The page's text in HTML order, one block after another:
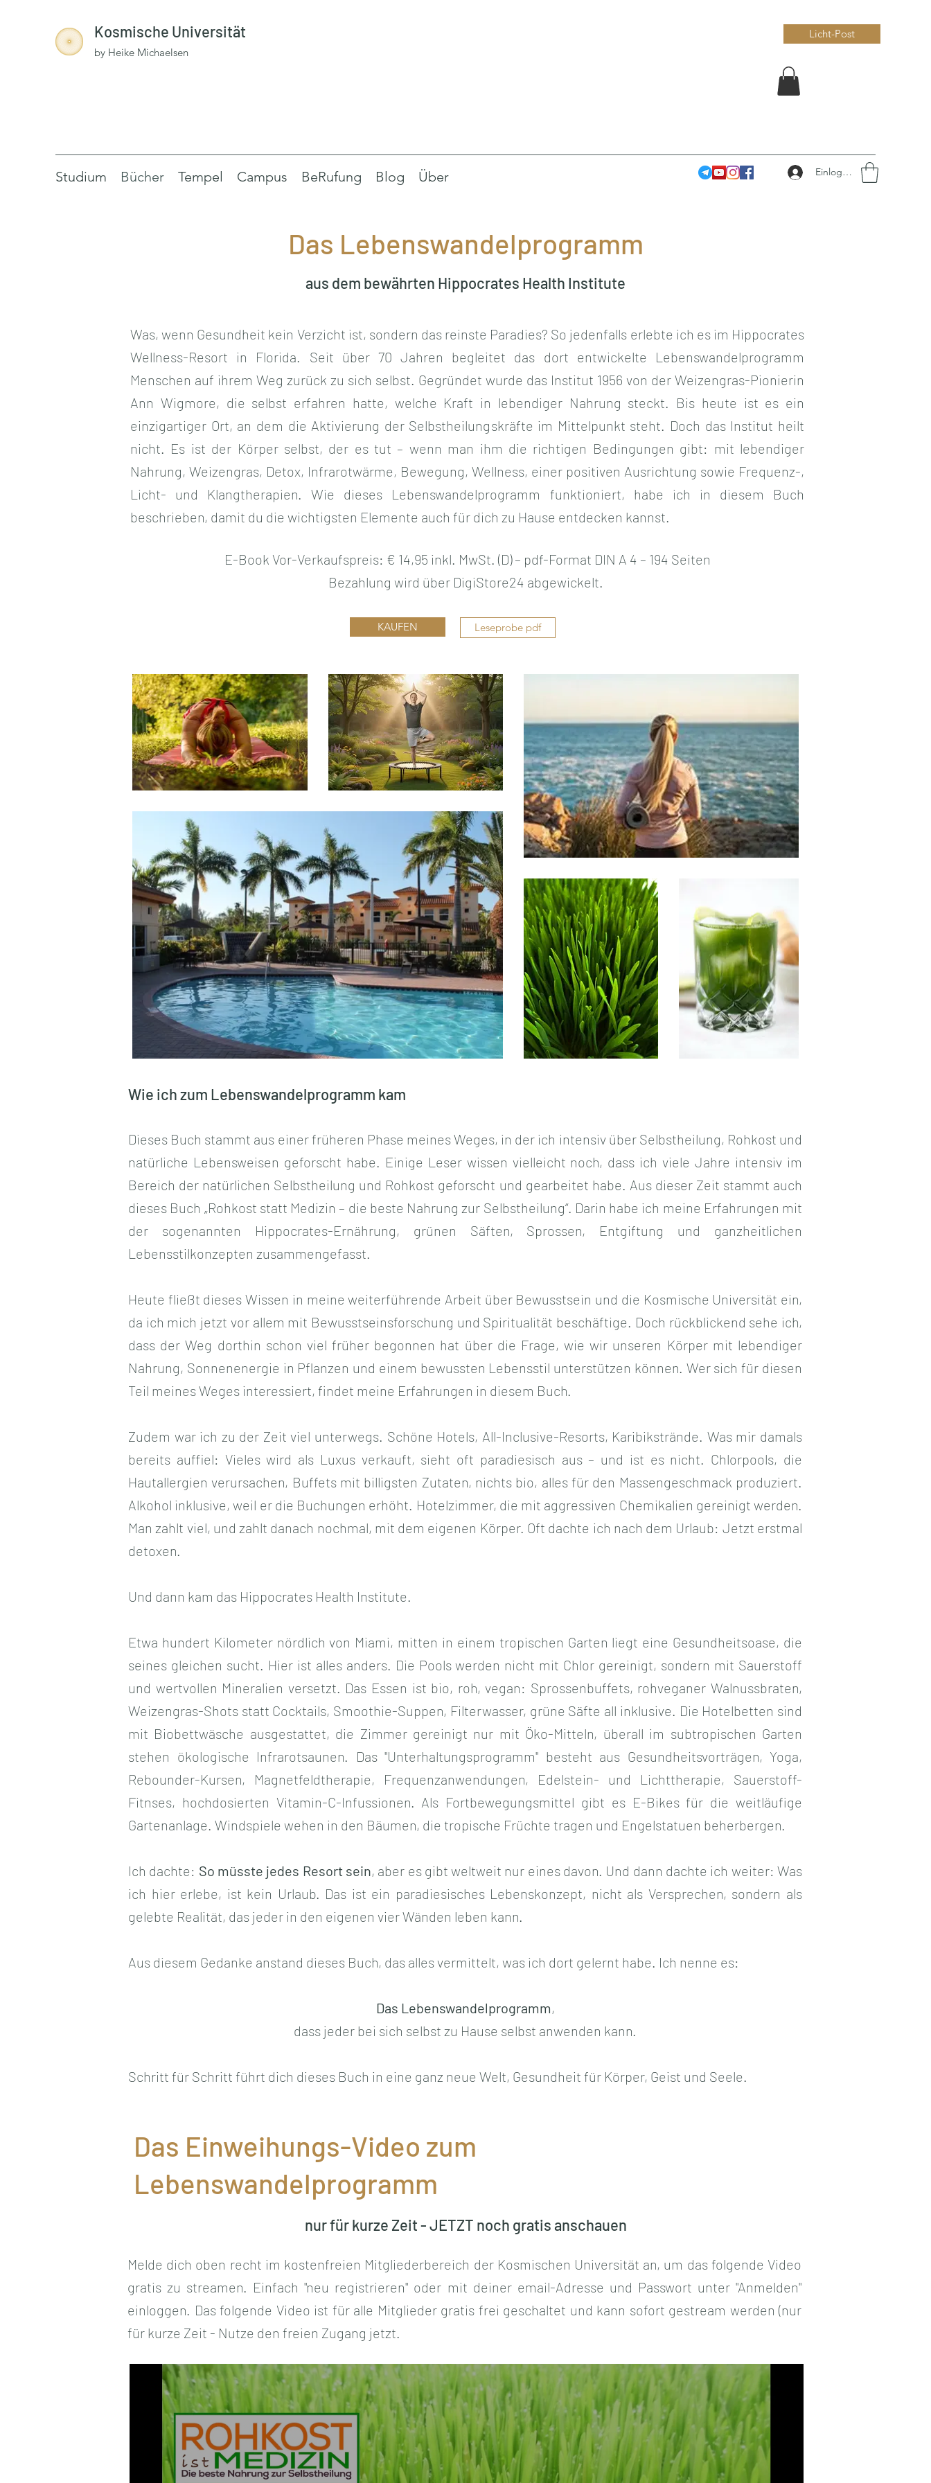
Kosmische Universität
by Heike Michaelsen
Licht-Post
Studium Bücher Tempel Campus BeRufung Blog Über Einloggen
Das Lebenswandelprogramm
aus dem bewährten Hippocrates Health Institute
Was, wenn Gesundheit kein Verzicht ist, sondern das reinste Paradies? So jedenfalls erlebte ich es im Hippocrates
Wellness-Resort in Florida. Seit über 70 Jahren begleitet das dort entwickelte Lebenswandelprogramm
Menschen auf ihrem Weg zurück zu sich selbst. Gegründet wurde das Institut 1956 von der Weizengras-Pionierin
Ann Wigmore, die selbst erfahren hatte, welche Kraft in lebendiger Nahrung steckt. Bis heute ist es ein
einzigartiger Ort, an dem die Aktivierung der Selbstheilungskräfte im Mittelpunkt steht. Doch das Institut heilt
nicht. Es ist der Körper selbst, der es tut – wenn man ihm die richtigen Bedingungen gibt: mit lebendiger
Nahrung, Weizengras, Detox, Infrarotwärme, Bewegung, Wellness, einer positiven Ausrichtung sowie Frequenz-,
Licht- und Klangtherapien. Wie dieses Lebenswandelprogramm funktioniert, habe ich in diesem Buch
beschrieben, damit du die wichtigsten Elemente auch für dich zu Hause entdecken kannst.
E-Book Vor-Verkaufspreis: € 14,95 inkl. MwSt. (D) – pdf-Format DIN A 4 – 194 Seiten
Bezahlung wird über DigiStore24 abgewickelt.
KAUFEN Leseprobe pdf
Wie ich zum Lebenswandelprogramm kam
Dieses Buch stammt aus einer früheren Phase meines Weges, in der ich intensiv über Selbstheilung, Rohkost und
natürliche Lebensweisen geforscht habe. Einige Leser wissen vielleicht noch, dass ich viele Jahre intensiv im
Bereich der natürlichen Selbstheilung und Rohkost geforscht und gearbeitet habe. Aus dieser Zeit stammt auch
dieses Buch „Rohkost statt Medizin – die beste Nahrung zur Selbstheilung“. Darin habe ich meine Erfahrungen mit
der sogenannten Hippocrates-Ernährung, grünen Säften, Sprossen, Entgiftung und ganzheitlichen
Lebensstilkonzepten zusammengefasst.
Heute fließt dieses Wissen in meine weiterführende Arbeit über Bewusstsein und die Kosmische Universität ein,
da ich mich jetzt vor allem mit Bewusstseinsforschung und Spiritualität beschäftige. Doch rückblickend sehe ich,
dass der Weg dorthin schon viel früher begonnen hat über die Frage, wie wir unseren Körper mit lebendiger
Nahrung, Sonnenenergie in Pflanzen und einem bewussten Lebensstil unterstützen können. Wer sich für diesen
Teil meines Weges interessiert, findet meine Erfahrungen in diesem Buch.
Zudem war ich zu der Zeit viel unterwegs. Schöne Hotels, All-Inclusive-Resorts, Karibikstrände. Was mir damals
bereits auffiel: Vieles wird als Luxus verkauft, sieht oft paradiesisch aus – und ist es nicht. Chlorpools, die
Hautallergien verursachen, Buffets mit billigsten Zutaten, nichts bio, alles für den Massengeschmack produziert.
Alkohol inklusive, weil er die Buchungen erhöht. Hotelzimmer, die mit aggressiven Chemikalien gereinigt werden.
Man zahlt viel, und zahlt danach nochmal, mit dem eigenen Körper. Oft dachte ich nach dem Urlaub: Jetzt erstmal
detoxen.
Und dann kam das Hippocrates Health Institute.
Etwa hundert Kilometer nördlich von Miami, mitten in einem tropischen Garten liegt eine Gesundheitsoase, die
seines gleichen sucht. Hier ist alles anders. Die Pools werden nicht mit Chlor gereinigt, sondern mit Sauerstoff
und wertvollen Mineralien versetzt. Das Essen ist bio, roh, vegan: Sprossenbuffets, rohveganer Walnussbraten,
Weizengras-Shots statt Cocktails, Smoothie-Suppen, Filterwasser, grüne Säfte all inklusive. Die Hotelbetten sind
mit Biobettwäsche ausgestattet, die Zimmer gereinigt nur mit Öko-Mitteln, überall im subtropischen Garten
stehen ökologische Infrarotsaunen. Das "Unterhaltungsprogramm" besteht aus Gesundheitsvorträgen, Yoga,
Rebounder-Kursen, Magnetfeldtherapie, Frequenzanwendungen, Edelstein- und Lichttherapie, Sauerstoff-
Fitnses, hochdosierten Vitamin-C-Infussionen. Als Fortbewegungsmittel gibt es E-Bikes für die weitläufige
Gartenanlage. Windspiele wehen in den Bäumen, die tropische Früchte tragen und Engelstatuen beherbergen.
Ich dachte: So müsste jedes Resort sein, aber es gibt weltweit nur eines davon. Und dann dachte ich weiter: Was
ich hier erlebe, ist kein Urlaub. Das ist ein paradiesisches Lebenskonzept, nicht als Versprechen, sondern als
gelebte Realität, das jeder in den eigenen vier Wänden leben kann.
Aus diesem Gedanke anstand dieses Buch, das alles vermittelt, was ich dort gelernt habe. Ich nenne es:
Das Lebenswandelprogramm,
dass jeder bei sich selbst zu Hause selbst anwenden kann.
Schritt für Schritt führt dich dieses Buch in eine ganz neue Welt, Gesundheit für Körper, Geist und Seele.
Das Einweihungs-Video zum
Lebenswandelprogramm
nur für kurze Zeit - JETZT noch gratis anschauen
Melde dich oben recht im kostenfreien Mitgliederbereich der Kosmischen Universität an, um das folgende Video
gratis zu streamen. Einfach "neu registrieren" oder mit deiner email-Adresse und Passwort unter "Anmelden"
einloggen. Das folgende Video ist für alle Mitglieder gratis frei geschaltet und kann sofort gestream werden (nur
für kurze Zeit - Nutze den freien Zugang jetzt.